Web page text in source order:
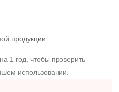
продукции.
1 год, чтобы проверить
использовании.